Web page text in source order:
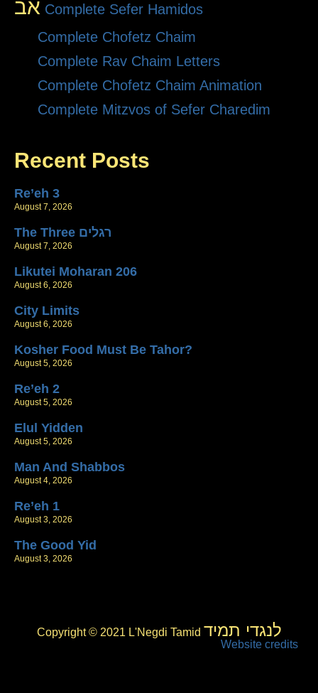
אב Complete Sefer Hamidos
Complete Chofetz Chaim
Complete Rav Chaim Letters
Complete Chofetz Chaim Animation
Complete Mitzvos of Sefer Charedim
Recent Posts
Re’eh 3
August 7, 2026
The Three רגלים
August 7, 2026
Likutei Moharan 206
August 6, 2026
City Limits
August 6, 2026
Kosher Food Must Be Tahor?
August 5, 2026
Re’eh 2
August 5, 2026
Elul Yidden
August 5, 2026
Man And Shabbos
August 4, 2026
Re’eh 1
August 3, 2026
The Good Yid
August 3, 2026
Copyright © 2021 L'Negdi Tamid לנגדי תמיד
Website credits